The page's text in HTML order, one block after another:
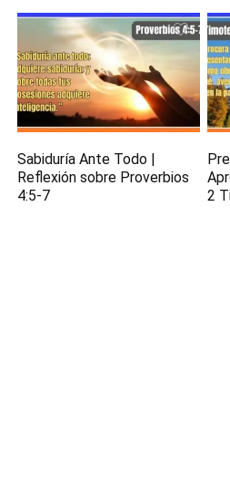
Sabiduría Ante Todo |
Reflexión sobre Proverbios
4:5-7
2